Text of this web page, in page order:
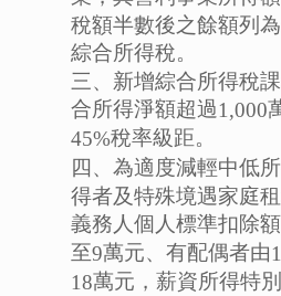
稅額半數後之餘額列
綜合所得稅。
三、新增綜合所得稅
合所得淨額超過1,000
45%稅率級距。
四、為適度減輕中低
得者及特殊境遇家庭
義務人個人標準扣除
至9萬元、有配偶者由
18萬元，薪資所得特